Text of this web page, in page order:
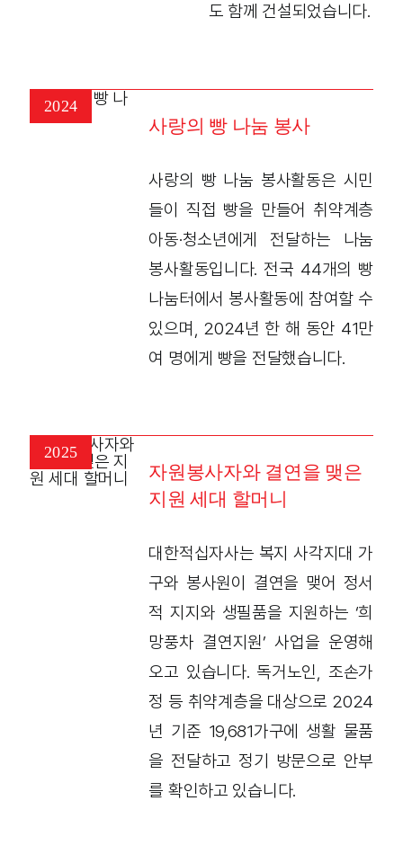
도 함께 건설되었습니다.
2024
사랑의 빵 나눔 봉사
사랑의 빵 나눔 봉사활동은 시민
들이 직접 빵을 만들어 취약계층
아동·청소년에게 전달하는 나눔
봉사활동입니다. 전국 44개의 빵
나눔터에서 봉사활동에 참여할 수
있으며, 2024년 한 해 동안 41만
여 명에게 빵을 전달했습니다.
2025
자원봉사자와 결연을 맺은
지원 세대 할머니
대한적십자사는 복지 사각지대 가
구와 봉사원이 결연을 맺어 정서
적 지지와 생필품을 지원하는 ‘희
망풍차 결연지원’ 사업을 운영해
오고 있습니다. 독거노인, 조손가
정 등 취약계층을 대상으로 2024
년 기준 19,681가구에 생활 물품
을 전달하고 정기 방문으로 안부
를 확인하고 있습니다.